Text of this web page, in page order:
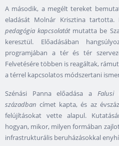
A második, a megélt tereket
eladását Molnár Krisztina
pedagógia kapcsolatátmutatta be
keresztül. Előadásában
programjában a tér és tér
Felvetésére többen is reagáltak,
a térrel kapcsolatos módszertani
Szénási Panna előadása a Falusi
században címet kapta, és az
felújításokat vette alapul.
hogyan, mikor, milyen formában
infrastrukturális beruházásokkal